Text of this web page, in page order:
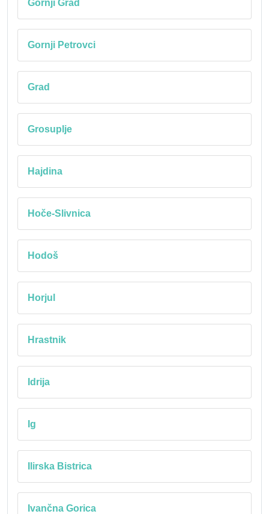
Gornji Grad
Gornji Petrovci
Grad
Grosuplje
Hajdina
Hoče-Slivnica
Hodoš
Horjul
Hrastnik
Idrija
Ig
Ilirska Bistrica
Ivančna Gorica